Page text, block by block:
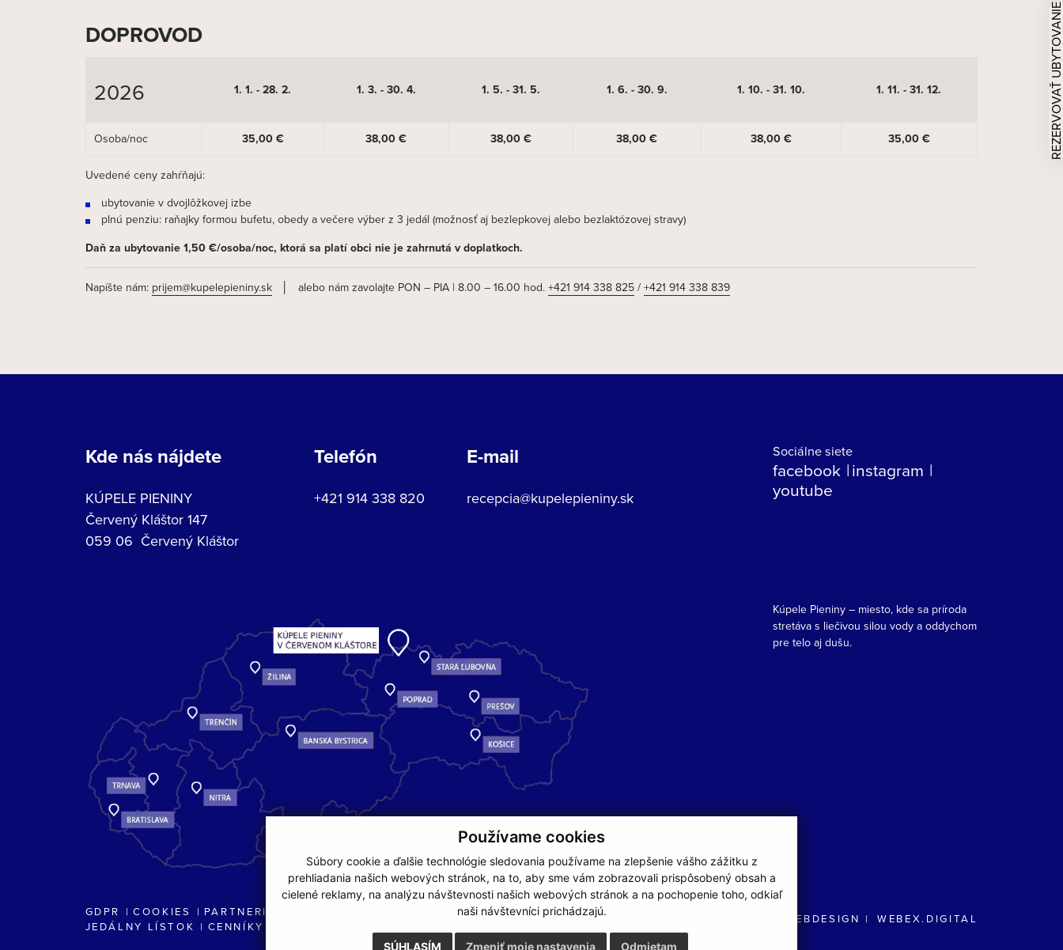
Používame cookies
Súbory cookie a ďalšie technológie sledovania používame na zlepšenie vášho zážitku z
prehliadania našich webových stránok, na to, aby sme vám zobrazovali prispôsobený obsah a
cielené reklamy, na analýzu návštevnosti našich webových stránok a na pochopenie toho, odkiaľ
naši návštevníci prichádzajú.
SÚHLASÍM Odmietam
Zmeniť moje nastavenia
DOPROVOD
2026 1. 1. - 28. 2. 1. 3. - 30. 4. 1. 5. - 31. 5. 1. 6. - 30. 9. 1. 10. - 31. 10. 1. 11. - 31. 12.
Osoba/noc 35,00 € 38,00 € 38,00 € 38,00 € 38,00 € 35,00 €
Uvedené ceny zahŕňajú:
ubytovanie v dvojlôžkovej izbe
plnú penziu: raňajky formou bufetu, obedy a večere výber z 3 jedál (možnosť aj bezlepkovej alebo bezlaktózovej stravy)
Daň za ubytovanie 1,50 €/osoba/noc, ktorá sa platí obci nie je zahrnutá v doplatkoch.
Napíšte nám: prijem@kupelepieniny.sk│ alebo nám zavolajte PON – PIA | 8.00 – 16.00 hod. +421 914 338 825/ +421 914 338 839
Kde nás nájdete
KÚPELE PIENINY
Červený Kláštor 147
059 06 Červený Kláštor
Telefón
+421 914 338 820
E-mail
recepcia@kupelepieniny.sk
Sociálne siete
facebook instagram
youtube
Kúpele Pieniny – miesto, kde sa príroda
stretáva s liečivou silou vody a oddychom
pre telo aj dušu.
GDPR COOKIES
PARTNERI
JEDÁLNY LÍSTOK
CENNÍKY
NA ZAČIATOK STRÁNKY WEBDESIGN WEBEX.DIGITAL